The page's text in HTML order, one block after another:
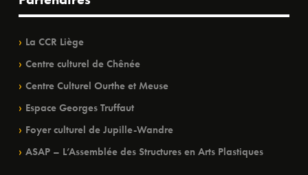
La CCR Liège
Centre culturel de Chênée
Centre Culturel Ourthe et Meuse
Espace Georges Truffaut
Foyer culturel de Jupille-Wandre
ASAP – L’Assemblée des Structures en Arts Plastiques